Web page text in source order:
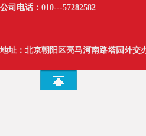
公司电话：010---57282582
地址：北京朝阳区亮马河南路塔园外交